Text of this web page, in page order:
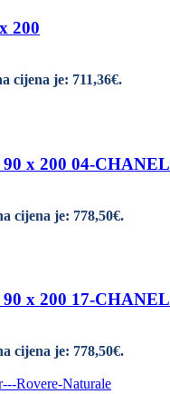
200
cijena je: 711,36€.
x 200 04-CHANEL
cijena je: 778,50€.
x 200 17-CHANEL
cijena je: 778,50€.